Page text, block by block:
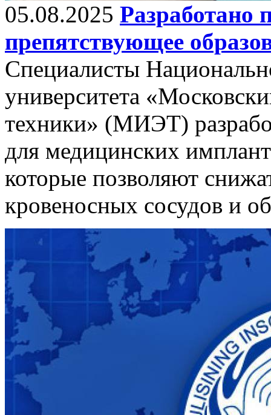
05.08.2025 Разработано
препятствующее
Специалисты
университета
техники» (МИЭТ)
для медицинских
которые позволяют
кровеносных сосудов и